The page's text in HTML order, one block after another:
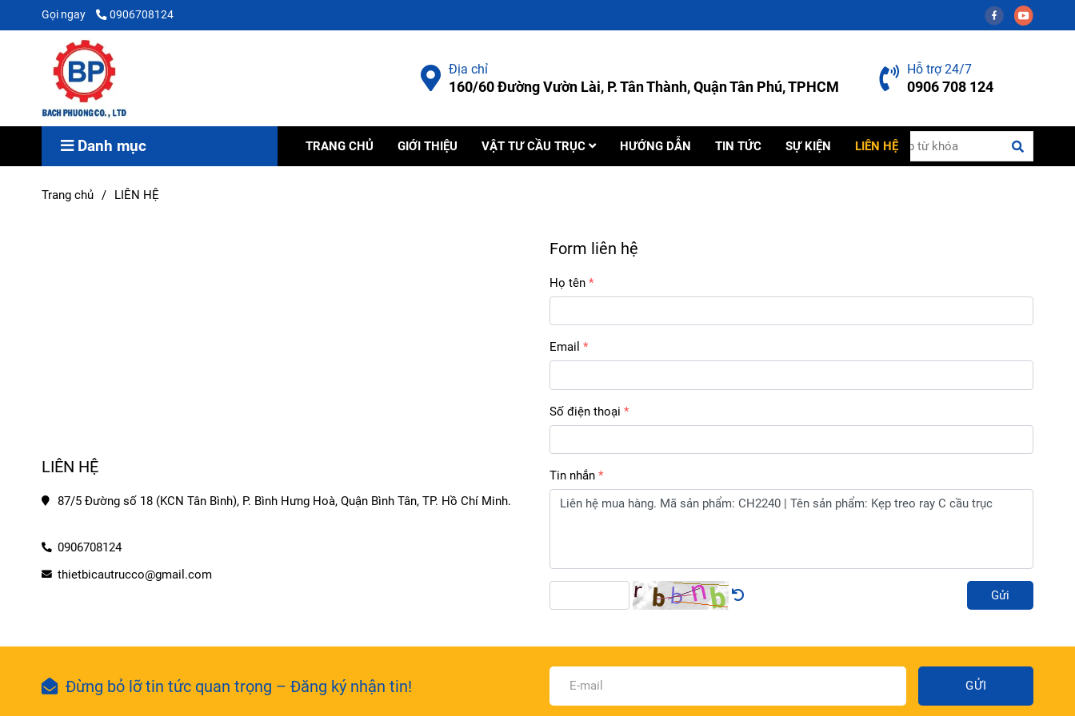
Gọi ngay 0906708124
Địa chỉ
160/60 Đường Vườn Lài, P. Tân Thành, Quận Tân Phú, TPHCM
Hỗ trợ 24/7
0906 708 124
Danh mục TRANG CHỦ GIỚI THIỆU VẬT TƯ CẦU TRỤC HƯỚNG DẪN TIN TỨC SỰ KIỆN LIÊN HỆ
Trang chủ / LIÊN HỆ
LIÊN HỆ
87/5 Đường số 18 (KCN Tân Bình), P. Bình Hưng Hoà, Quận Bình Tân, TP. Hồ Chí Minh.
0906708124
thietbicautrucco@gmail.com
Form liên hệ
Họ tên
Email
Số điện thoại
Tin nhắn
Gửi
Đừng bỏ lỡ tin tức quan trọng – Đăng ký nhận tin! GỬI